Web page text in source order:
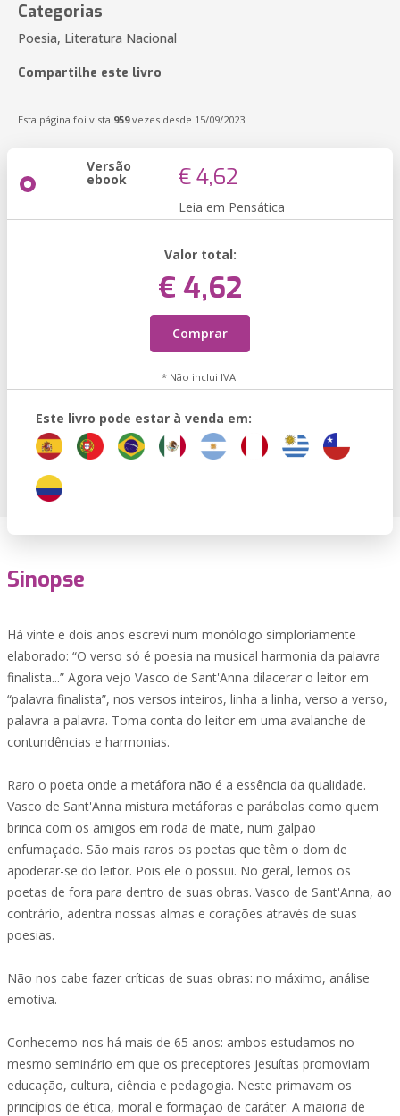
Categorias
Poesia, Literatura Nacional
Compartilhe este livro
Esta página foi vista 959vezes desde 15/09/2023
Versão
ebook € 4,62
Leia em Pensática
Valor total:
€ 4,62
Comprar
* Não inclui IVA.
Este livro pode estar à venda em:
Sinopse
Há vinte e dois anos escrevi num monólogo simploriamente
elaborado: “O verso só é poesia na musical harmonia da palavra
finalista...” Agora vejo Vasco de Sant'Anna dilacerar o leitor em
“palavra finalista”, nos versos inteiros, linha a linha, verso a verso,
palavra a palavra. Toma conta do leitor em uma avalanche de
contundências e harmonias.
Raro o poeta onde a metáfora não é a essência da qualidade.
Vasco de Sant'Anna mistura metáforas e parábolas como quem
brinca com os amigos em roda de mate, num galpão
enfumaçado. São mais raros os poetas que têm o dom de
apoderar-se do leitor. Pois ele o possui. No geral, lemos os
poetas de fora para dentro de suas obras. Vasco de Sant'Anna, ao
contrário, adentra nossas almas e corações através de suas
poesias.
Não nos cabe fazer críticas de suas obras: no máximo, análise
emotiva.
Conhecemo-nos há mais de 65 anos: ambos estudamos no
mesmo seminário em que os preceptores jesuítas promoviam
educação, cultura, ciência e pedagogia. Neste primavam os
princípios de ética, moral e formação de caráter. A maioria de